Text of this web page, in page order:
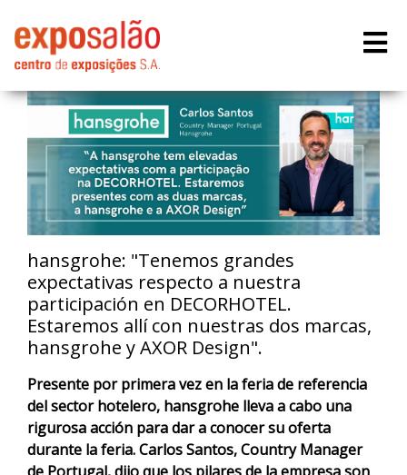
hansgrohe: "Tenemos grandes
expectativas respecto a nuestra
participación en DECORHOTEL.
Estaremos allí con nuestras dos marcas,
hansgrohe y AXOR Design".
Presente por primera vez en la feria de referencia
del sector hotelero, hansgrohe lleva a cabo una
rigurosa acción para dar a conocer su oferta
durante la feria. Carlos Santos, Country Manager